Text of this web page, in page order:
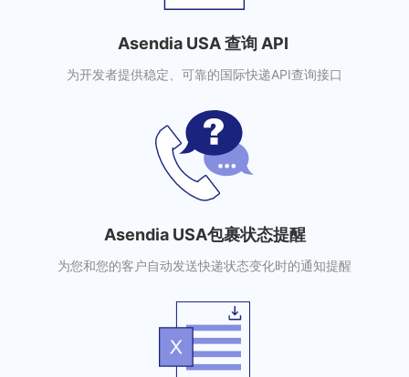
Asendia USA 查询 API
为开发者提供稳定、可靠的国际快递API查询接口
Asendia USA包裹状态提醒
为您和您的客户自动发送快递状态变化时的通知提醒